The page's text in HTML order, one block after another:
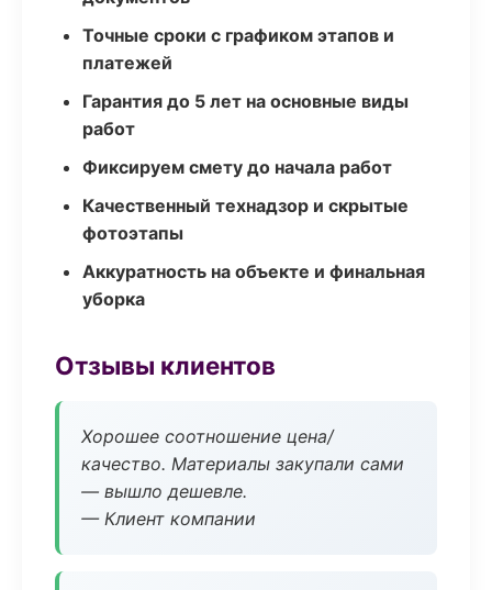
Точные сроки с графиком этапов и
платежей
Гарантия до 5 лет на основные виды
работ
Фиксируем смету до начала работ
Качественный технадзор и скрытые
фотоэтапы
Аккуратность на объекте и финальная
уборка
Отзывы клиентов
Хорошее соотношение цена/
качество. Материалы закупали сами
— вышло дешевле.
— Клиент компании